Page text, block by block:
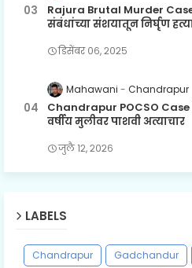
Rajura Brutal Murder
संबंधांच्या संशयातून निर्घृण
डिसेंबर ०६, २०२५
Mahawani Chandrapur
Chandrapur POCSO
वर्षीय मुलीवर पाशवी अत्याचार
जुलै १२, २०२६
LABELS
Chandrapur Gadchandur